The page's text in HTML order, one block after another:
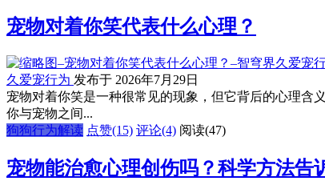
宠物对着你笑代表什么心理？
久爱宠行为 发布于 2026年7月29日
宠物对着你笑是一种很常见的现象，但它背后的心理含
你与宠物之间...
狗狗行为解读 点赞(15) 评论(4) 阅读(47)
宠物能治愈心理创伤吗？科学方法告